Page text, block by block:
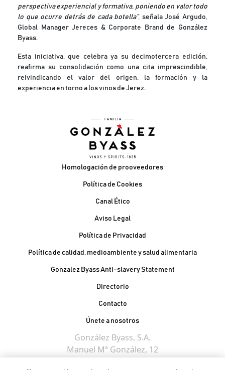
perspectiva experiencial y formativa, poniendo en valor todo
lo que ocurre detrás de cada botella”, señala José Argudo,
Global Manager Jereces & Corporate Brand de González
Byass.
Esta iniciativa, que celebra ya su decimotercera edición,
reafirma su consolidación como una cita imprescindible,
reivindicando el valor del origen, la formación y la
experiencia en torno a los vinos de Jerez.
Pie de páginaHomologación de prooveedores
Política de Cookies
Canal Ético
Aviso Legal
Política de Privacidad
Política de calidad, medioambiente y salud alimentaria
Gonzalez Byass Anti-slavery Statement
Contacto Pie de página
Directorio
Contacto
Únete a nosotros
González Byass, S.A.
Manuel Mª González, 12
11402 Jerez de la